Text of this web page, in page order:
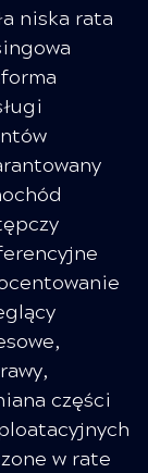
niska rata
części
w rate